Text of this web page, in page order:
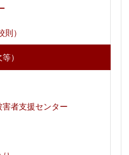
）
）
者支援センター